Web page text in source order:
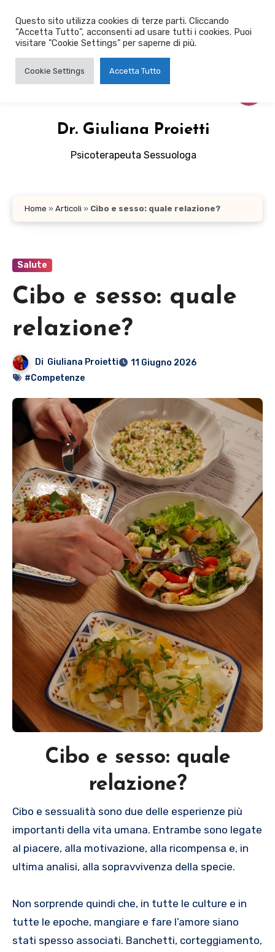
contenuto
Dr. Giuliana Proietti
Psicoterapeuta Sessuologa
Home » Articoli » Cibo e sesso: quale relazione?
Salute
Cibo e sesso: quale
relazione?
Di Giuliana Proietti
11 Giugno 2026
#Competenze
Cibo e sesso: quale
relazione?
Cibo e sessualità sono due delle esperienze più
importanti della vita umana. Entrambe sono legate
al piacere, alla motivazione, alla ricompensa e, in
ultima analisi, alla sopravvivenza della specie.
Non sorprende quindi che, in tutte le culture e in
tutte le epoche, mangiare e fare l’amore siano
stati spesso associati. Banchetti, corteggiamento,
Questo sito utilizza cookies di terze parti. Cliccando
“Accetta Tutto”, acconsenti ad usare tutti i cookies. Puoi
visitare "Cookie Settings" per saperne di più.
Cookie Settings Accetta Tutto